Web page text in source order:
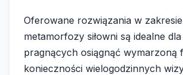
Oferowane rozwiązania w zakresie
metamorfozy siłowni są idealne
pragnących osiągnąć wymarzoną
konieczności wielogodzinnych